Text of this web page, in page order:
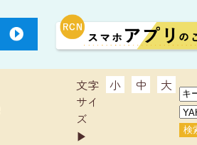
文字
サイ
ズ
▶︎
小 中 大